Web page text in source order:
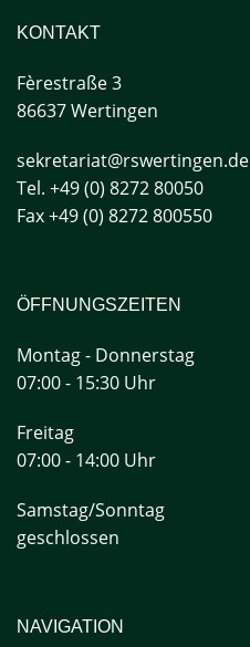
KONTAKT
Fèrestraße3
86637 Wertingen
sekretariat@rswertingen.de
Tel. +49 (0) 8272 80050
Fax +49 (0) 8272 800550
ÖFFNUNGSZEITEN
Montag - Donnerstag
07:00 - 15:30 Uhr
Freitag
07:00 - 14:00 Uhr
Samstag/Sonntag
geschlossen
NAVIGATION